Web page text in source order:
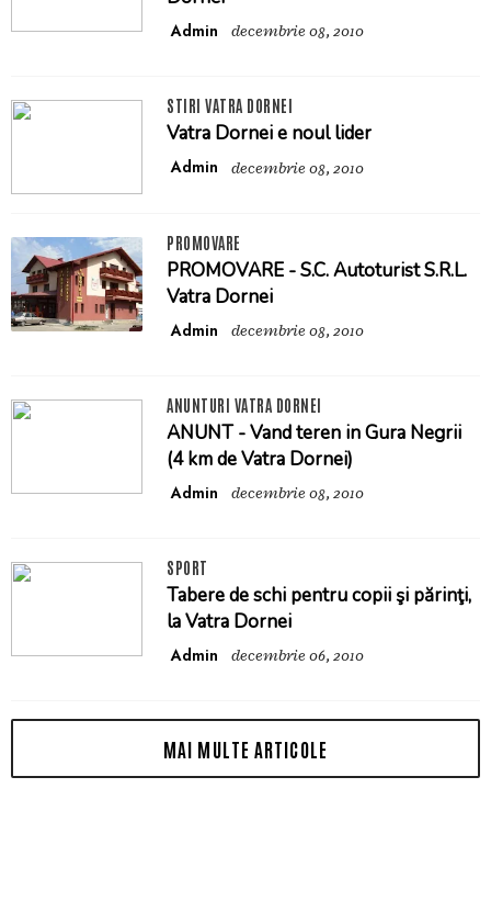
Admin decembrie 08, 2010
STIRI VATRA DORNEI
Vatra Dornei e noul lider
Admin decembrie 08, 2010
PROMOVARE
PROMOVARE - S.C. Autoturist S.R.L.
Vatra Dornei
Admin decembrie 08, 2010
ANUNTURI VATRA DORNEI
ANUNT - Vand teren in Gura Negrii
(4 km de Vatra Dornei)
Admin decembrie 08, 2010
SPORT
Tabere de schi pentru copii şi părinţi,
la Vatra Dornei
Admin decembrie 06, 2010